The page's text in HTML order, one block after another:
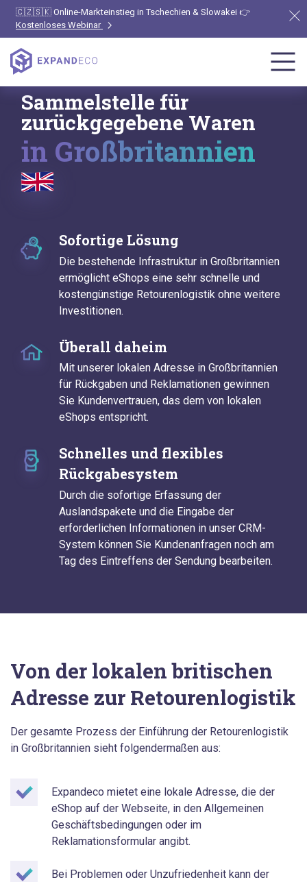
🇨🇿🇸🇰 Online-Markteinstieg in Tschechien & Slowakei 👉
Kostenloses Webinar
Sammelstelle für
zurückgegebene Waren
in Großbritannien
Sofortige Lösung
Die bestehende Infrastruktur in Großbritannien
ermöglicht eShops eine sehr schnelle und
kostengünstige Retourenlogistik ohne weitere
Investitionen.
Überall daheim
Mit unserer lokalen Adresse in Großbritannien
für Rückgaben und Reklamationen gewinnen
Sie Kundenvertrauen, das dem von lokalen
eShops entspricht.
Schnelles und flexibles
Rückgabesystem
Durch die sofortige Erfassung der
Auslandspakete und die Eingabe der
erforderlichen Informationen in unser CRM-
System können Sie Kundenanfragen noch am
Tag des Eintreffens der Sendung bearbeiten.
Von der lokalen britischen
Adresse zur Retourenlogistik
Der gesamte Prozess der Einführung der Retourenlogistik
in Großbritannien sieht folgendermaßen aus:
Expandeco mietet eine lokale Adresse, die der
eShop auf der Webseite, in den Allgemeinen
Geschäftsbedingungen oder im
Reklamationsformular angibt.
Bei Problemen oder Unzufriedenheit kann der